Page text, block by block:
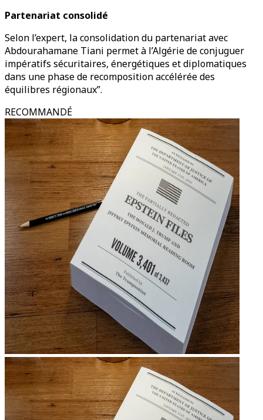
Partenariat consolidé
Selon l’expert, la consolidation du partenariat avec
Abdourahamane Tiani permet à l’Algérie de conjuguer
impératifs sécuritaires, énergétiques et diplomatiques
dans une phase de recomposition accélérée des
équilibres régionaux”.
RECOMMANDÉ